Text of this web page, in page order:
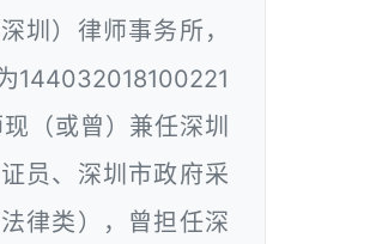
圳）律师事务所，
144032018100221
（或曾）兼任深圳
员、深圳市政府采
律类），曾担任深